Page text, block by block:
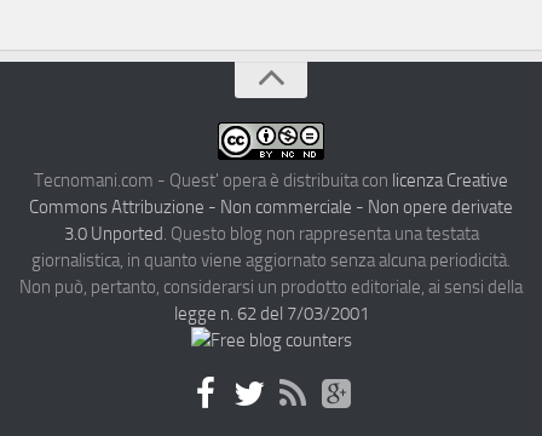
Tecnomani.com - Quest' opera è distribuita con licenza Creative
Commons Attribuzione - Non commerciale - Non opere derivate
3.0 Unported. Questo blog non rappresenta una testata
giornalistica, in quanto viene aggiornato senza alcuna periodicità.
Non può, pertanto, considerarsi un prodotto editoriale, ai sensi della
legge n. 62 del 7/03/2001